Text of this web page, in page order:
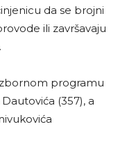
da se brojni
ili završavaju
programu
(357), a